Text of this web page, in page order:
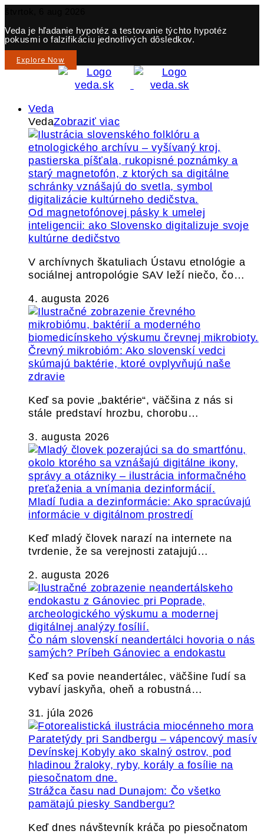
Veda je hľadanie hypotéz a testovanie týchto hypotéz
pokusmi o falzifikáciu jednotlivých dôsledkov.
Explore Now
Veda
VedaZobraziť viac
Od magnetofónovej pásky k umelej
inteligencii: ako Slovensko digitalizuje svoje
kultúrne dedičstvo
V archívnych škatuliach Ústavu etnológie a
sociálnej antropológie SAV leží niečo, čo…
4. augusta 2026
Črevný mikrobióm: Ako slovenskí vedci
skúmajú baktérie, ktoré ovplyvňujú naše
zdravie
Keď sa povie „baktérie“, väčšina z nás si
stále predstaví hrozbu, chorobu…
3. augusta 2026
Mladí ľudia a dezinformácie: Ako spracúvajú
informácie v digitálnom prostredí
Keď mladý človek narazí na internete na
tvrdenie, že sa verejnosti zatajujú…
2. augusta 2026
Čo nám slovenskí neandertálci hovoria o nás
samých? Príbeh Gánoviec a endokastu
Keď sa povie neandertálec, väčšine ľudí sa
vybaví jaskyňa, oheň a robustná…
31. júla 2026
Strážca času nad Dunajom: Čo všetko
pamätajú piesky Sandbergu?
Keď dnes návštevník kráča po piesočnatom